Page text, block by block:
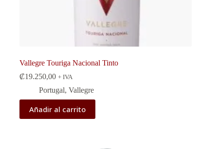
Vallegre Touriga Nacional Tinto
₡19.250,00 + IVA
Portugal, Vallegre
Añadir al carrito